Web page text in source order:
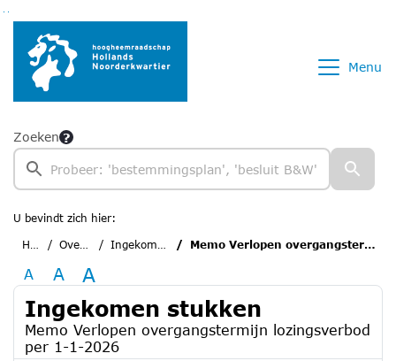
Ga naar de inhoud van deze pagina
Ga naar het zoeken
Ga naar het menu
Menu
Zoeken
U bevindt zich hier:
Home
Overzichten Ingekomen stukken Memo Verlopen overgangstermijn lozingsverbod per 1-1-2026
A A A
Ingekomen stukken
Memo Verlopen overgangstermijn lozingsverbod
per 1-1-2026